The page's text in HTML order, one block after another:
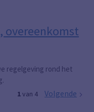
overeenkomst
regelgeving rond het
1van 4 Volgende